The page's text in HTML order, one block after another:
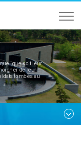
que soit leur
de leur
tombés au